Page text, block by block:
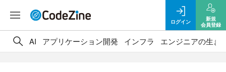
ログイン
新規
会員登録
AI アプリケーション開発 インフラ エンジニアの生き